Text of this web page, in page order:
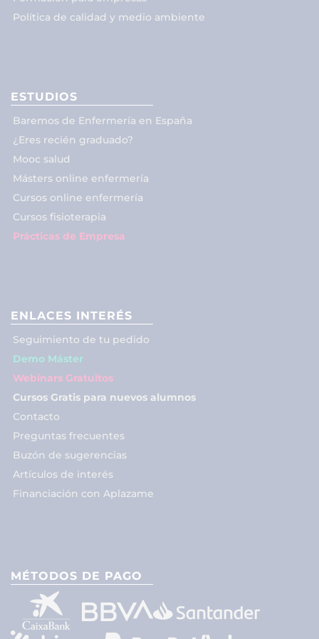
Política de calidad y medio ambiente
ESTUDIOS
Baremos de Enfermería en España
¿Eres recién graduado?
Mooc salud
Másters online enfermería
Cursos online enfermería
Cursos fisioterapia
Prácticas de Empresa
ENLACES INTERÉS
Seguimiento de tu pedido
Demo Máster
Webinars Gratuitos
Cursos Gratis para nuevos alumnos
Contacto
Preguntas frecuentes
Buzón de sugerencias
Artículos de interés
Financiación con Aplazame
MÉTODOS DE PAGO